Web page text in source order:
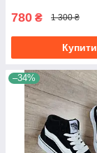
780 ₴ 1 300 ₴
Купити
–34%